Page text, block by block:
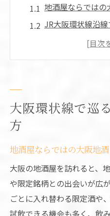
地酒屋ならではの
JR大阪環状線沿
飲み歩きに最適
地酒屋巡りで発見
JR環状線沿い地
力
地酒屋めぐりで出
環状線沿線の地酒
地酒屋で体験でき
大阪環状線で巡
方
地酒屋ならではの大阪地
大阪の地酒屋を訪れると、
や限定銘柄との出会いが広
ごとに入れ替わる限定酒や
試飲できる機会も多く、飲